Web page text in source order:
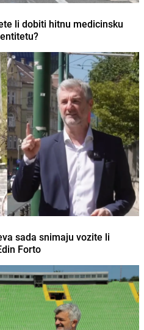
li dobiti hitnu medicinsku
sada snimaju vozite li
Forto